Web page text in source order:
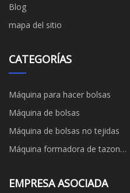
Blog
mapa del sitio
CATEGORÍAS
Máquina para hacer bolsas
Máquina de bolsas
Máquina de bolsas no tejidas
Máquina formadora de tazones
EMPRESA ASOCIADA